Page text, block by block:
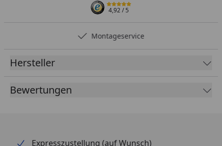
4,92/ 5
Montageservice
Hersteller
Bewertungen
Expresszustellung (auf Wunsch)